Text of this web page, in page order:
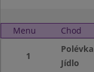
Menu Chod
1
Polévka
Jídlo